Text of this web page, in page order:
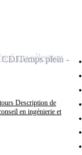
Description de
en ingénierie et
CDITemps plein
à ma sélection